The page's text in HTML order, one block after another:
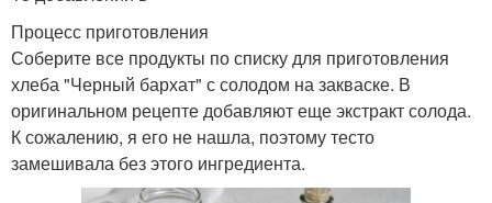
Процесс приготовления
Соберите все продукты по списку для приготовления
хлеба "Черный бархат" с солодом на закваске. В
оригинальном рецепте добавляют еще экстракт солода.
К сожалению, я его не нашла, поэтому тесто
замешивала без этого ингредиента.